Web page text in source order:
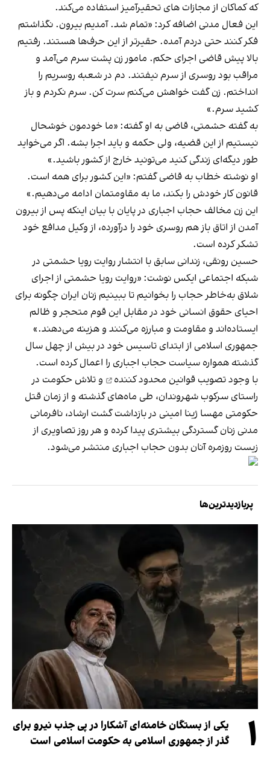
که کماکان از مجازات های تحقیرآمیز استفاده می‌کند.
این فعال مدنی اضافه کرد: «تمام شد. آمدیم بیرون. نگذاشتم
فکر کنند حتی دردم آمده. حقیرتر از این حرف‌ها هستند. رفتیم
بالا پیش قاضی اجرای حکم. مامور زن پشت سرم می‌آمد و
مراقب بود روسری از سرم نیفتند. دم در شعبه روسریم را
انداختم. زن گفت خواهش می‌کنم سرت کن. سرم نکردم و باز
کشید سرم.»
به گفته حشمتی، قاضی به او گفته: «ما خودمون خوشحال
نیستیم از این قضیه، ولی حکمه و باید اجرا بشه. اگر می‌خواید
طور دیگه‌ای زندگی کنید می‌تونید خارج از کشور باشید.»
او نوشته خطاب به قاضی گفتم: «این کشور برای همه‌ است.
قانون کار خودش را بکند، ما به مقاومتمان ادامه می‌دهیم.»
این زن مخالف حجاب اجباری در پایان با بیان اینکه پس از بیرون
آمدن از اتاق باز هم روسری خود را درآورده، از وکیل مدافع خود
تشکر کرده است.
حسین رونقی، زندانی سابق با انتشار روایت رویا حشمتی در
شبکه اجتماعی ایکس نوشت: «روایت رویا حشمتی از اجرای
شلاق به‌‌خاطر حجاب را بخوانیم تا ببینیم زنان ایران چگونه برای
احیای حقوق انسانی خود در مقابل این قوم متحجر و ظالم
ایستاده‌اند و مقاومت و مبارزه می‌کنند و هزینه می‌دهند.»
جمهوری اسلامی از ابتدای تاسیس خود در بیش از چهل سال
گذشته همواره سیاست حجاب اجباری را اعمال کرده است.
با وجود تصویب قوانین محدود کننده
و تلاش حکومت در
راستای سرکوب شهروندان، طی ماه‌های گذشته و از زمان قتل
حکومتی مهسا ژینا امینی در بازداشت گشت ارشاد، نافرمانی
مدنی زنان گستردگی بیشتری پیدا کرده و هر روز تصاویری از
زیست روزمره آنان بدون حجاب اجباری منتشر می‌شود.
پربازدیدترین‌ها
۱
یکی از بستگان خامنه‌ای آشکارا در پی جذب نیرو برای
گذر از جمهوری اسلامی به حکومت اسلامی است